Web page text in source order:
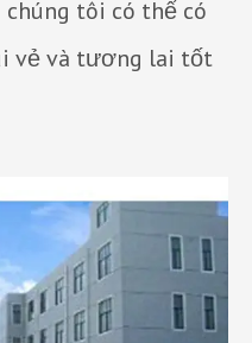
chúng tôi có thể có
vẻ và tương lai tốt